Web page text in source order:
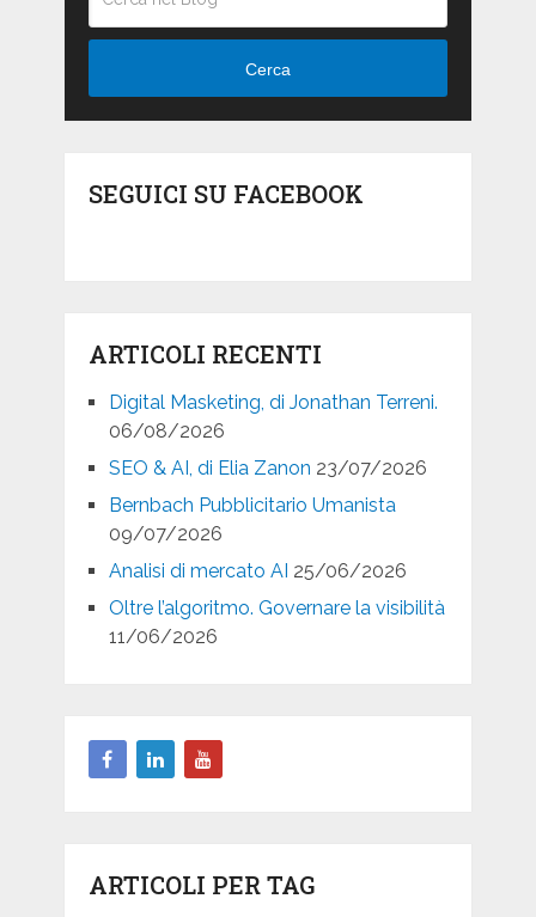
Cerca
SEGUICI SU FACEBOOK
ARTICOLI RECENTI
Digital Masketing, di Jonathan Terreni.
06/08/2026
SEO & AI, di Elia Zanon 23/07/2026
Bernbach Pubblicitario Umanista
09/07/2026
Analisi di mercato AI 25/06/2026
Oltre l’algoritmo. Governare la visibilità
11/06/2026
ARTICOLI PER TAG